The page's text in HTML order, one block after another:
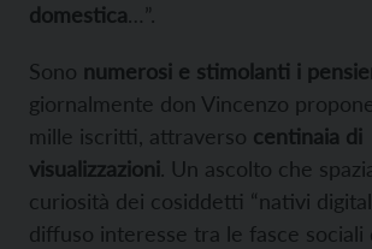
domestica…”.
Sono numerosi e stimolanti i
giornalmente don Vincenzo
mille iscritti, attraverso centinaia di
visualizzazioni. Un ascolto che
curiosità dei cosiddetti “nativi
diffuso interesse tra le fasce sociali